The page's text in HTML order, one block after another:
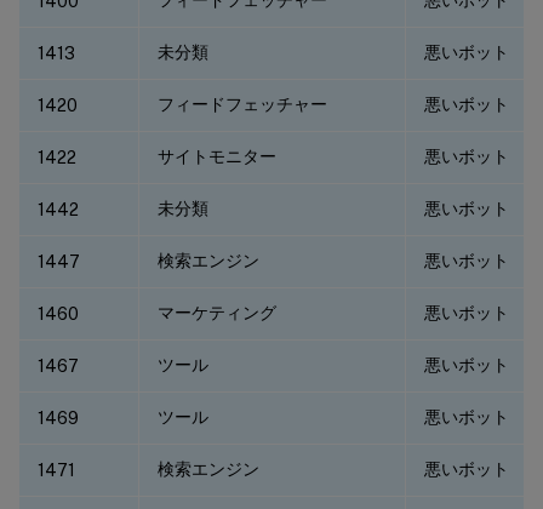
1413 未分類 悪いボット
1420 フィードフェッチャー 悪いボット
1422 サイトモニター 悪いボット
1442 未分類 悪いボット
1447 検索エンジン 悪いボット
1460 マーケティング 悪いボット
1467 ツール 悪いボット
1469 ツール 悪いボット
1471 検索エンジン 悪いボット